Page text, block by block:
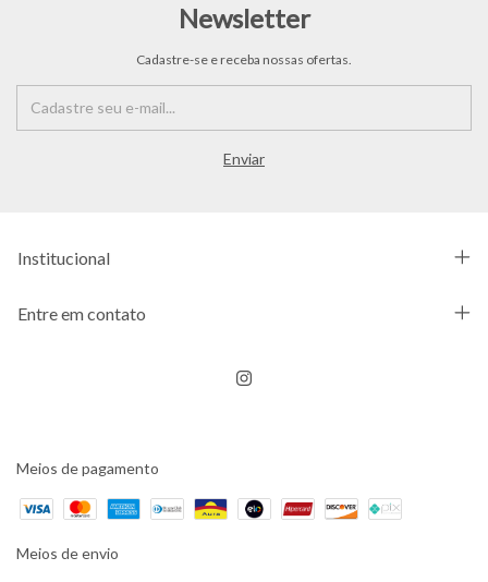
Newsletter
Cadastre-se e receba nossas ofertas.
Institucional
Entre em contato
Meios de pagamento
Meios de envio